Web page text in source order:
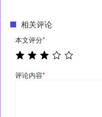
相关评论
本文评分*
评论内容*